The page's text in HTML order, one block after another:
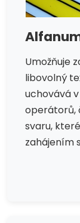
Umožňuje
libovolný
uchovává
operátorů,
svaru,
zahájením